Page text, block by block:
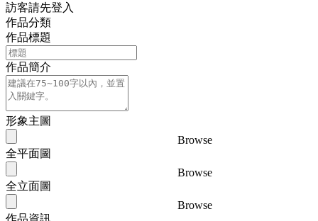
訪客請先登入
作品分類
作品標題
作品簡介
形象主圖
Browse
全平面圖
Browse
全立面圖
Browse